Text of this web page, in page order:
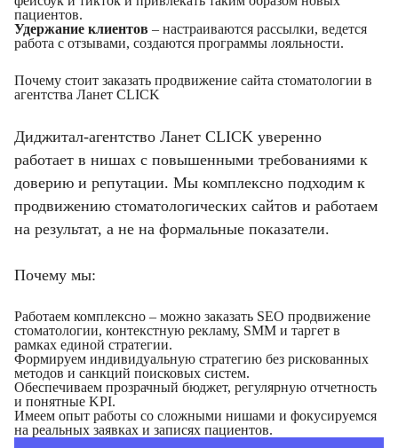
пациентов.
Удержание клиентов – настраиваются рассылки, ведется
работа с отзывами, создаются программы лояльности.
Почему стоит заказать продвижение сайта стоматологии в
агентства Ланет CLICK
Диджитал-агентство Ланет CLICK уверенно
работает в нишах с повышенными требованиями к
доверию и репутации. Мы комплексно подходим к
продвижению стоматологических сайтов и работаем
на результат, а не на формальные показатели.
Почему мы:
Работаем комплексно – можно заказать SEO продвижение
стоматологии, контекстную рекламу, SMM и таргет в
рамках единой стратегии.
Формируем индивидуальную стратегию без рискованных
методов и санкций поисковых систем.
Обеспечиваем прозрачный бюджет, регулярную отчетность
и понятные KPI.
Имеем опыт работы со сложными нишами и фокусируемся
на реальных заявках и записях пациентов.